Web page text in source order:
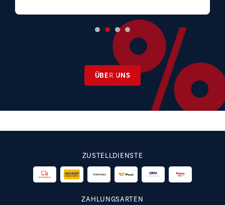
ÜBER UNS
ZUSTELLDIENSTE
ZAHLUNGSARTEN